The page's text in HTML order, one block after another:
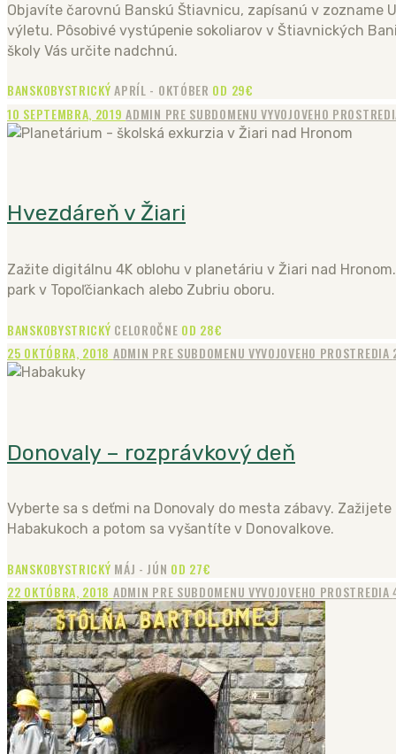
Objavíte čarovnú Banskú Štiavnicu, zapísanú v zozname
výletu. Pôsobivé vystúpenie sokoliarov v Štiavnických
školy Vás určite nadchnú.
BANSKOBYSTRICKÝ APRÍL - OKTÓBER OD 29€
10 SEPTEMBRA, 2019ADMIN PRE SUBDOMENU VYVOJOVEHO
Hvezdáreň v Žiari
Zažite digitálnu 4K oblohu v planetáriu v Žiari nad
park v Topoľčiankach alebo Zubriu oboru.
BANSKOBYSTRICKÝ CELOROČNE OD 28€
25 OKTÓBRA, 2018 ADMIN PRE SUBDOMENU VYVOJOVEHO PROSTREDIA
Donovaly – rozprávkový deň
Vyberte sa s deťmi na Donovaly do mesta zábavy.
Habakukoch a potom sa vyšantíte v Donovalkove.
BANSKOBYSTRICKÝ MÁJ - JÚN OD 27€
22 OKTÓBRA, 2018 ADMIN PRE SUBDOMENU VYVOJOVEHO PROSTREDIA